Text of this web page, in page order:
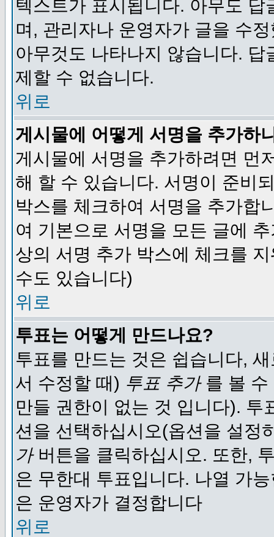
텍스트가 표시됩니다. 아무도
며, 관리자나 운영자가 글을 수
아무것도 나타나지 않습니다.
제할 수 없습니다.
위로
게시물에 어떻게 서명을 추가하
게시물에 서명을 추가하려면 먼
해 할 수 있습니다. 서명이 준비
박스를 체크하여 서명을 추가합
여 기본으로 서명을 모든 글에
상의 서명 추가 박스에 체크를
수도 있습니다)
위로
투표는 어떻게 만드나요?
투표를 만드는 것은 쉽습니다,
서 수정할 때) 투표 추가를 볼 수
만들 권한이 없는 것 입니다).
션을 선택하십시오(옵션을 설정
가버튼을 클릭하십시오. 또한,
은 무한대 투표입니다. 나열 가
은 운영자가 결정합니다
위로